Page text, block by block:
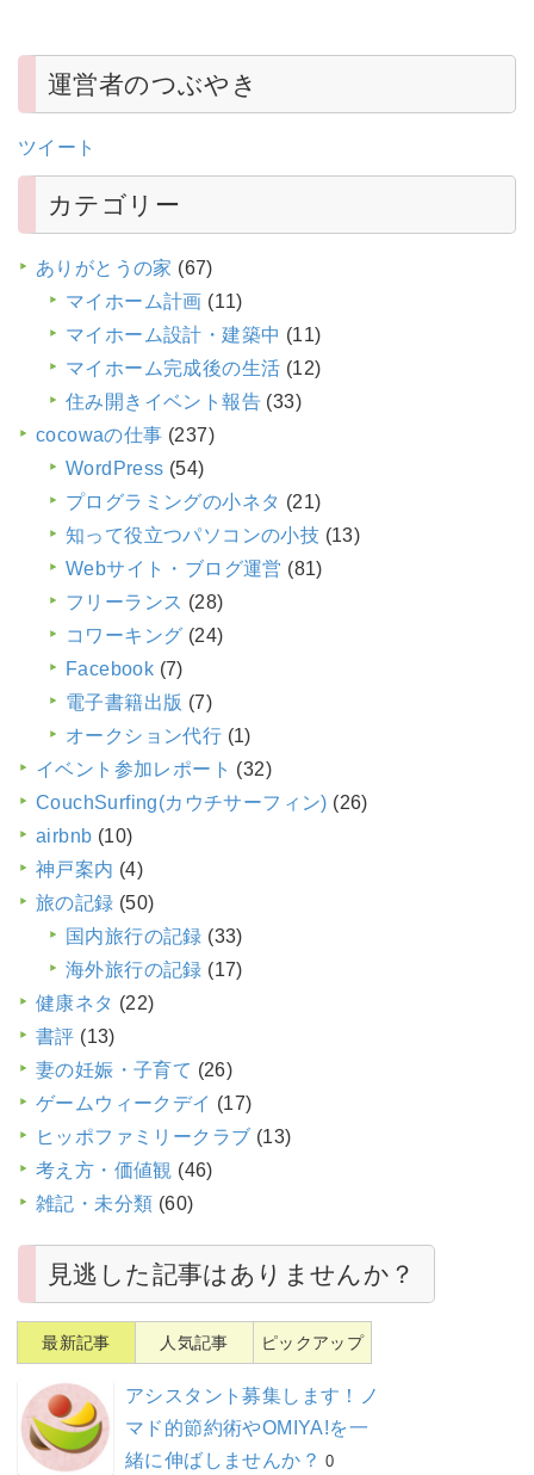
運営者のつぶやき
ツイート
カテゴリー
ありがとうの家 (67)
マイホーム計画 (11)
マイホーム設計・建築中 (11)
マイホーム完成後の生活 (12)
住み開きイベント報告 (33)
cocowaの仕事 (237)
WordPress (54)
プログラミングの小ネタ (21)
知って役立つパソコンの小技 (13)
Webサイト・ブログ運営 (81)
フリーランス (28)
コワーキング (24)
Facebook (7)
電子書籍出版 (7)
オークション代行 (1)
イベント参加レポート (32)
CouchSurfing(カウチサーフィン) (26)
airbnb (10)
神戸案内 (4)
旅の記録 (50)
国内旅行の記録 (33)
海外旅行の記録 (17)
健康ネタ (22)
書評 (13)
妻の妊娠・子育て (26)
ゲームウィークデイ (17)
ヒッポファミリークラブ (13)
考え方・価値観 (46)
雑記・未分類 (60)
見逃した記事はありませんか？
最新記事 人気記事 ピックアップ
アシスタント募集します！ノ
マド的節約術やOMIYA!を一
緒に伸ばしませんか？ 0